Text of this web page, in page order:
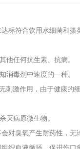
标符合饮用水细菌和藻
他任何抗生素、抗病。
消毒剂中速度的一种。
激作用，由于健康的
灭病原微生物。
对臭氧产生耐药性，无